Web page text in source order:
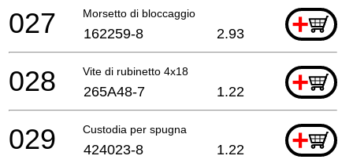
Morsetto di bloccaggio +
027 162259-8 2.93
Vite di rubinetto 4x18 +
028 265A48-7 1.22
Custodia per spugna +
029 424023-8 1.22